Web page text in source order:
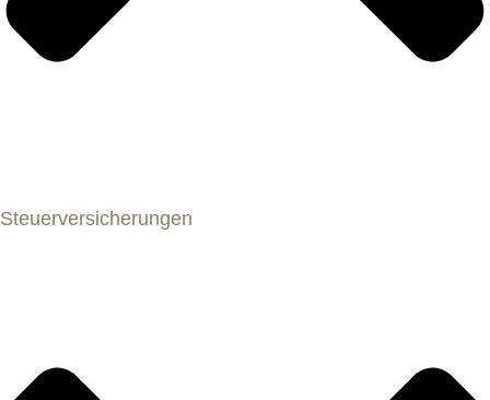
Steuerversicherungen